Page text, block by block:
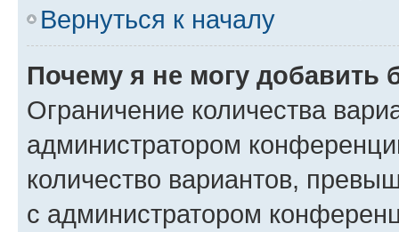
Вернуться к началу
Почему я не могу добавить
Ограничение количества
администратором
количество вариантов,
с администратором